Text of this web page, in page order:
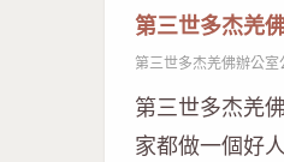
第三世多杰羌
第三世多杰羌佛辦公室
第三世多杰羌
家都做一個好